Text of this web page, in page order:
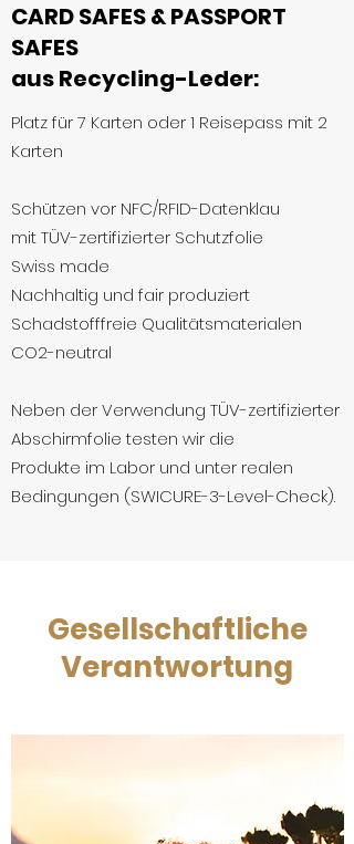
CARD SAFES & PASSPORT
SAFES
aus Recycling-Leder:
Platz für 7 Karten oder 1 Reisepass mit 2
Karten
Schützen vor NFC/RFID-Datenklau
mit TÜV-zertifizierter Schutzfolie
Swiss made
Nachhaltig und fair produziert
Schadstofffreie Qualitätsmaterialen
CO2-neutral
​Neben der Verwendung TÜV-zertifizierter
Abschirmfolie testen wir die
Produkte im Labor und unter realen
Bedingungen (SWICURE-3-Level-Check).
Gesellschaftliche
Verantwortung